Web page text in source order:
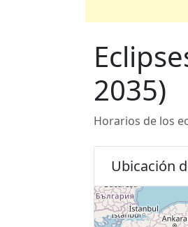
2035)
Horarios de los
Ubicación